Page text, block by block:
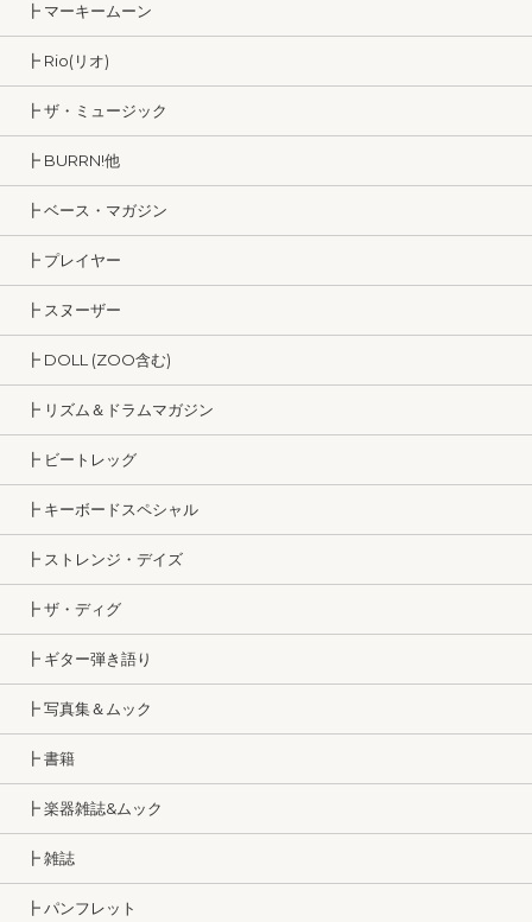
┣ マーキームーン
┣ Rio(リオ)
┣ ザ・ミュージック
┣ BURRN!他
┣ ベース・マガジン
┣ プレイヤー
┣ スヌーザー
┣ DOLL (ZOO含む)
┣ リズム＆ドラムマガジン
┣ ビートレッグ
┣ キーボードスペシャル
┣ ストレンジ・デイズ
┣ ザ・ディグ
┣ ギター弾き語り
┣ 写真集＆ムック
┣ 書籍
┣ 楽器雑誌&ムック
┣ 雑誌
┣ パンフレット